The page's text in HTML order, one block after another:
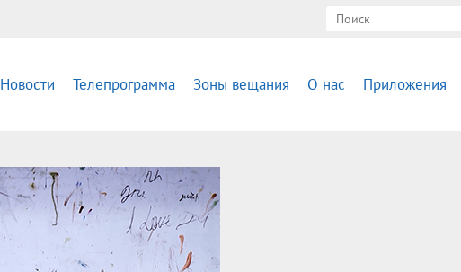
Новости Телепрограмма Зоны вещания О нас Приложения